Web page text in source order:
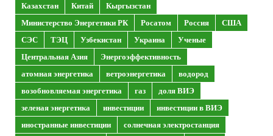
Казахстан
Китай
Кыргызстан
Министерство Энергетики РК
Росатом Россия
США
СЭС
ТЭЦ Узбекистан Украина
Ученые
Центральная Азия
Энергоэффективность
атомная энергетика
ветроэнергетика
водород
возобновляемая энергетика
газ
доля ВИЭ
зеленая энергетика
инвестиции
инвестиции в ВИЭ
иностранные инвестиции
солнечная электростанция